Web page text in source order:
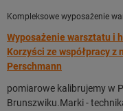
Kompleksowe wyposażenie
Wyposażenie warsztatu i
Korzyści ze współpracy z
Perschmann
pomiarowe kalibrujemy w
Brunszwiku.Marki -